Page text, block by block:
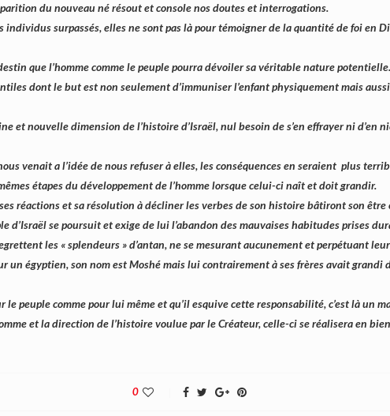
du nouveau né résout et console nos doutes et interrogations.
surpassés, elles ne sont pas là pour témoigner de la quantité de foi en
que l’homme comme le peuple pourra dévoiler sa véritable nature potentielle.
dont le but est non seulement d’immuniser l’enfant physiquement mais
et nouvelle dimension de l’histoire d’Israël, nul besoin de s’en effrayer ni d’en
venait a l’idée de nous refuser à elles, les conséquences en seraient plus
étapes du développement de l’homme lorsque celui-ci naît et doit grandir.
réactions et sa résolution à décliner les verbes de son histoire bâtiront son être
d’Israël se poursuit et exige de lui l’abandon des mauvaises habitudes prises
les « splendeurs » d’antan, ne se mesurant aucunement et perpétuant
un égyptien, son nom est Moshé mais lui contrairement à ses frères avait
peuple comme pour lui même et qu’il esquive cette responsabilité, c’est là un
et la direction de l’histoire voulue par le Créateur, celle-ci se réalisera en
0